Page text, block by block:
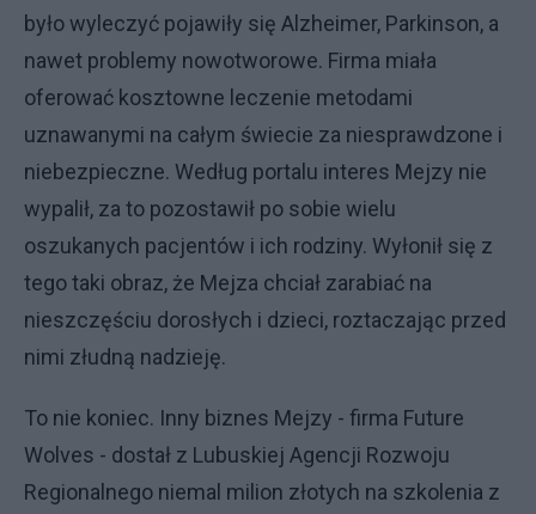
było wyleczyć pojawiły się Alzheimer, Parkinson, a
nawet problemy nowotworowe. Firma miała
oferować kosztowne leczenie metodami
uznawanymi na całym świecie za niesprawdzone i
niebezpieczne. Według portalu interes Mejzy nie
wypalił, za to pozostawił po sobie wielu
oszukanych pacjentów i ich rodziny. Wyłonił się z
tego taki obraz, że Mejza chciał zarabiać na
nieszczęściu dorosłych i dzieci, roztaczając przed
nimi złudną nadzieję.
To nie koniec. Inny biznes Mejzy - firma Future
Wolves - dostał z Lubuskiej Agencji Rozwoju
Regionalnego niemal milion złotych na szkolenia z